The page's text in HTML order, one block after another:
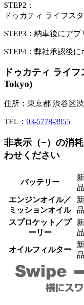
STEP2：
ドゥカティ ライフス
STEP3：納車後にアプ
STEP4：弊社承認後に
ドゥカティ ライ
Tokyo)
住所：東京都 渋谷区
TEL： 03-5778-3955
非表示（−）の消
わせください
バッテリー
新
品
エンジンオイル／
ミッションオイル
新
品
スプロケット／プ
ーリー
新
品
オイルフィルター
新
品